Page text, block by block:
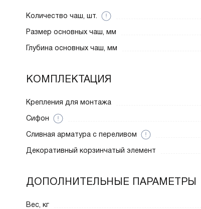
Количество чаш, шт.
Размер основных чаш, мм
Глубина основных чаш, мм
КОМПЛЕКТАЦИЯ
Крепления для монтажа
Сифон
Cливная арматура с переливом
Декоративный корзинчатый элемент
ДОПОЛНИТЕЛЬНЫЕ ПАРАМЕТРЫ
Вес, кг